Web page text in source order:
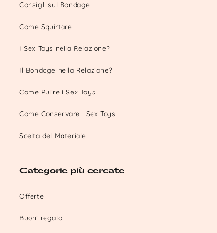
Consigli sul Bondage
Come Squirtare
I Sex Toys nella Relazione?
Il Bondage nella Relazione?
Come Pulire i Sex Toys
Come Conservare i Sex Toys
Scelta del Materiale
Categorie più cercate
Offerte
Buoni regalo